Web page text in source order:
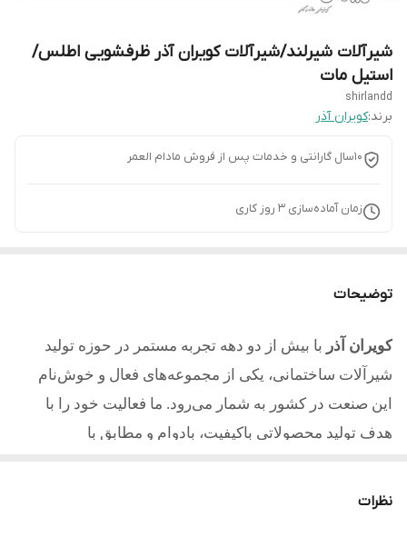
شیرآلات شیرلند/شیرآلات کویران آذر ظرفشویی اطلس/
استیل مات
shirlandd
برند:کویران آذر
10سال گارانتی و خدمات پس از فروش مادام العمر
زمان آماده‌سازی 3 روز کاری
توضیحات
کویران آذر با بیش از دو دهه تجربه مستمر در حوزه تولید
شیرآلات ساختمانی، یکی از مجموعه‌های فعال و خوش‌نام
این صنعت در کشور به شمار می‌رود. ما فعالیت خود را با
هدف تولید محصولاتی باکیفیت، بادوام و مطابق با
فنی و تعهد به مشتریان یکی از مطلوب ترین تولیدکنندگان در
نظرات